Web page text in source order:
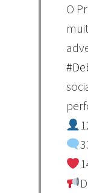
O